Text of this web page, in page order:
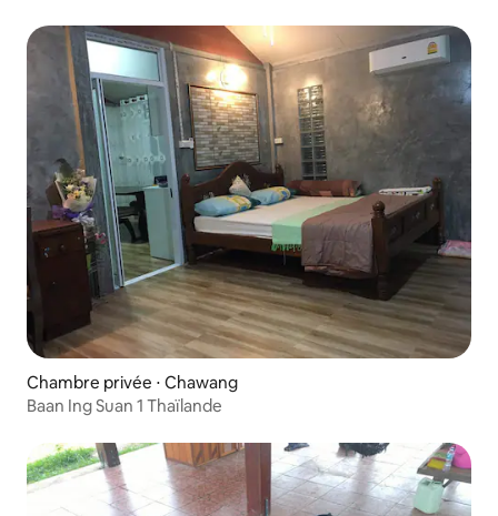
Chambre privée ⋅ Chawang
Baan Ing Suan 1 Thaïlande